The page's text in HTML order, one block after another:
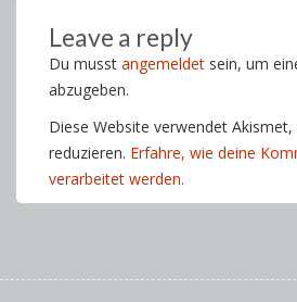
Leave a reply
Du musst angemeldet sein, um
abzugeben.
Diese Website verwendet Akismet,
reduzieren. Erfahre, wie deine
verarbeitet werden.